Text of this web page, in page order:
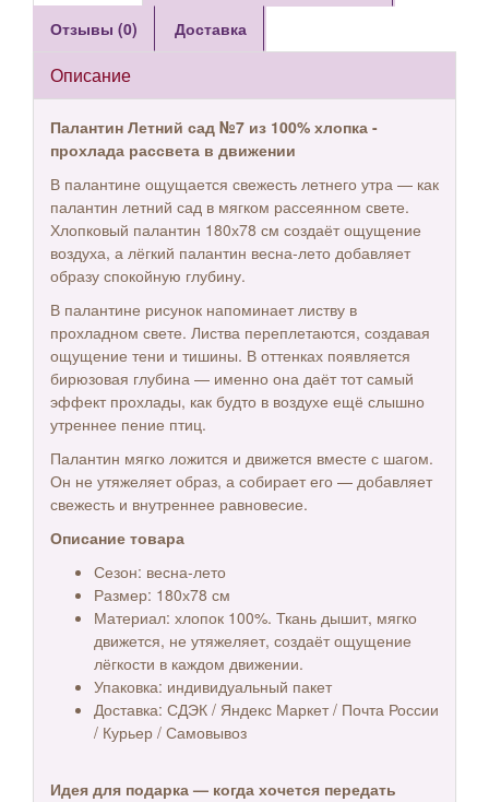
Отзывы (0) Доставка
Описание
Палантин Летний сад №7 из 100% хлопка -
прохлада рассвета в движении
В палантине ощущается свежесть летнего утра — как
палантин летний сад в мягком рассеянном свете.
Хлопковый палантин 180х78 см создаёт ощущение
воздуха, а лёгкий палантин весна-лето добавляет
образу спокойную глубину.
В палантине рисунок напоминает листву в
прохладном свете. Листва переплетаются, создавая
ощущение тени и тишины. В оттенках появляется
бирюзовая глубина — именно она даёт тот самый
эффект прохлады, как будто в воздухе ещё слышно
утреннее пение птиц.
Палантин мягко ложится и движется вместе с шагом.
Он не утяжеляет образ, а собирает его — добавляет
свежесть и внутреннее равновесие.
Описание товара
Сезон: весна-лето
Размер: 180х78 см
Материал: хлопок 100%. Ткань дышит, мягко
движется, не утяжеляет, создаёт ощущение
лёгкости в каждом движении.
Упаковка: индивидуальный пакет
Доставка: СДЭК / Яндекс Маркет / Почта России
/ Курьер / Самовывоз
Идея для подарка — когда хочется передать